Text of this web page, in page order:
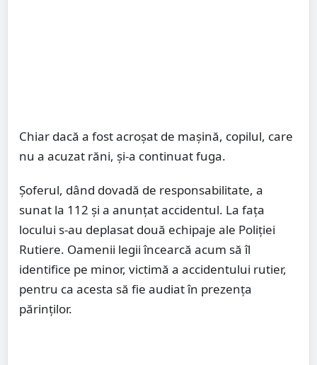
Chiar dacă a fost acroșat de mașină, copilul, care
nu a acuzat răni, și-a continuat fuga.
Șoferul, dând dovadă de responsabilitate, a
sunat la 112 și a anunțat accidentul. La fața
locului s-au deplasat două echipaje ale Poliției
Rutiere. Oamenii legii încearcă acum să îl
identifice pe minor, victimă a accidentului rutier,
pentru ca acesta să fie audiat în prezența
părinților.